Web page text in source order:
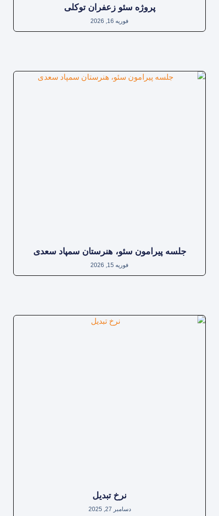
پروژه سئو زعفران توکلی
فوریه 16, 2026
جلسه پیرامون سئو، هنرستان سمپاد سعدی
فوریه 15, 2026
نرخ تبدیل
دسامبر 27, 2025